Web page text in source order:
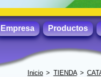
Empresa Productos
Inicio > TIENDA>